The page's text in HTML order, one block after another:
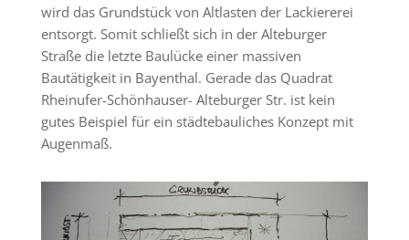
wird das Grundstück von Altlasten der Lackiererei
entsorgt. Somit schließt sich in der Alteburger
Straße die letzte Baulücke einer massiven
Bautätigkeit in Bayenthal. Gerade das Quadrat
Rheinufer-Schönhauser- Alteburger Str. ist kein
gutes Beispiel für ein städtebauliches Konzept mit
Augenmaß.